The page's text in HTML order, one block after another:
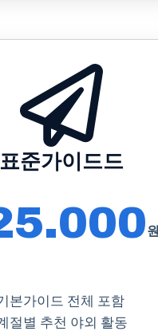
표준가이드드
원
본가이드 전체 포함
절별 추천 야외 활동